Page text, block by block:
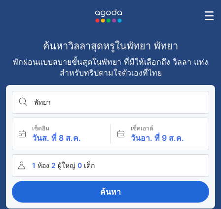
ค้นหาวิลลาสุดหรูในพัทยา พัทยา
พักผ่อนแบบสบายขั้นสุดในพัทยา ที่มีให้เลือกถึง วิลลา แห่ง
สำหรับทริปตามใจตัวเองที่ไทย
พัทยา
เช็คอิน
วันส. ที่ 8 ส.ค.
เช็คเอาต์
วันอา. ที่ 9 ส.ค.
1 ห้อง 2 ผู้ใหญ่ 0 เด็ก
ค้นหา